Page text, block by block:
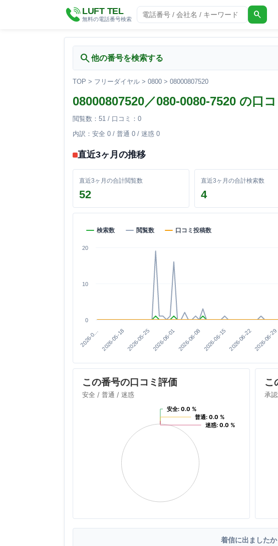
LUFT TEL
無料の電話番号検索 search
search 他の番号を検索する
TOP > フリーダイヤル > 0800 > 08000807520
08000807520／080-0080-7520 の口
閲覧数：51 / 口コミ：0
内訳：安全 0 / 普通 0 / 迷惑 0
直近3ヶ月の推移
直近3ヶ月の合計閲覧数
52
直近3ヶ月の合計検索数
4
検索数 閲覧数 口コミ投稿数
2026-0… 2026-05-18 2026-05-25 2026-06-01 2026-06-08 2026-06-15 2026-06-22 2026-06-29
0
10
20
この番号の口コミ評価
安全 / 普通 / 迷惑
安全: 0.0 %
安全: 0.0 %
普通: 0.0 %
普通: 0.0 %
迷惑: 0.0 %
迷惑: 0.0 %
こ
承
着信に出ましたか